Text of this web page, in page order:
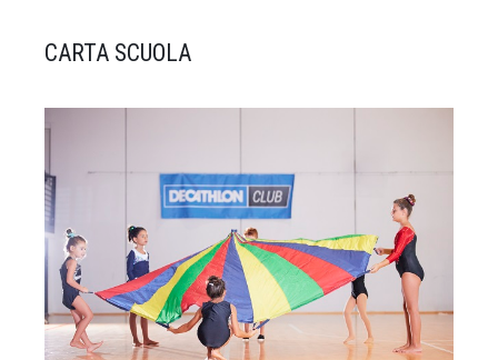
CARTA SCUOLA